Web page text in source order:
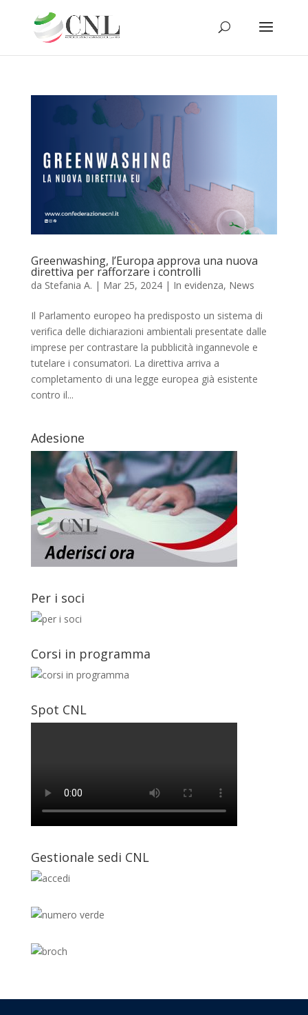
Greenwashing, l’Europa approva una nuova
direttiva per rafforzare i controlli
da Stefania A. | Mar 25, 2024| In evidenza, News
Il Parlamento europeo ha predisposto un sistema di
verifica delle dichiarazioni ambientali presentate dalle
imprese per contrastare la pubblicità ingannevole e
tutelare i consumatori. La direttiva arriva a
completamento di una legge europea già esistente
contro il...
Adesione
Per i soci
Corsi in programma
Spot CNL
Gestionale sedi CNL